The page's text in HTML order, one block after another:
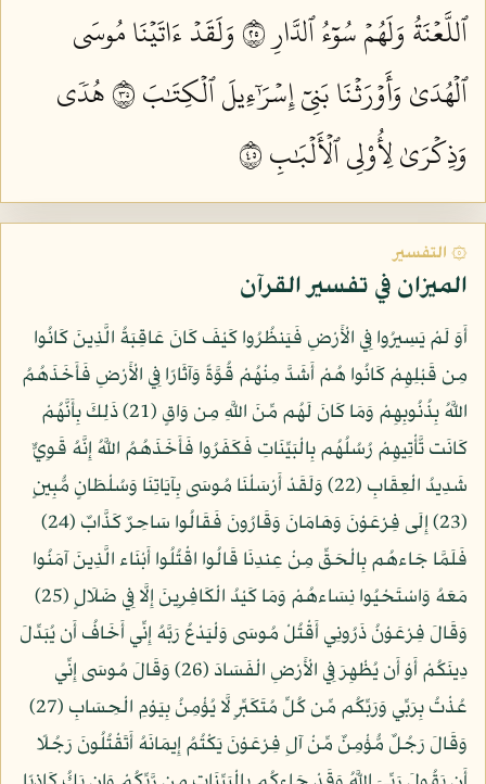
ٱللَّعۡنَةُ وَلَهُمۡ سُوٓءُ ٱلدَّارِ ٥٢
وَلَقَدۡ ءَاتَيۡنَا مُوسَى
ٱلۡهُدَىٰ وَأَوۡرَثۡنَا بَنِيٓ إِسۡرَٰٓءِيلَ ٱلۡكِتَٰبَ ٥٣
هُدٗى
وَذِكۡرَىٰ لِأُوْلِي ٱلۡأَلۡبَٰبِ ٥٤
۞ التفسير
الميزان في تفسير القرآن
أَوَ لَمْ يَسِيرُوا فِي الْأَرْضِ فَيَنظُرُوا كَيْفَ كَانَ عَاقِبَةُ الَّذِينَ كَانُوا
مِن قَبْلِهِمْ كَانُوا هُمْ أَشَدَّ مِنْهُمْ قُوَّةً وَآثَارًا فِي الْأَرْضِ فَأَخَذَهُمُ
اللَّهُ بِذُنُوبِهِمْ وَمَا كَانَ لَهُم مِّنَ اللَّهِ مِن وَاقٍ (21) ذَلِكَ بِأَنَّهُمْ
كَانَت تَّأْتِيهِمْ رُسُلُهُم بِالْبَيِّنَاتِ فَكَفَرُوا فَأَخَذَهُمُ اللَّهُ إِنَّهُ قَوِيٌّ
شَدِيدُ الْعِقَابِ (22) وَلَقَدْ أَرْسَلْنَا مُوسَى بِآيَاتِنَا وَسُلْطَانٍ مُّبِينٍ
(23) إِلَى فِرْعَوْنَ وَهَامَانَ وَقَارُونَ فَقَالُوا سَاحِرٌ كَذَّابٌ (24)
فَلَمَّا جَاءهُم بِالْحَقِّ مِنْ عِندِنَا قَالُوا اقْتُلُوا أَبْنَاء الَّذِينَ آمَنُوا
مَعَهُ وَاسْتَحْيُوا نِسَاءهُمْ وَمَا كَيْدُ الْكَافِرِينَ إِلَّا فِي ضَلَالٍ (25)
وَقَالَ فِرْعَوْنُ ذَرُونِي أَقْتُلْ مُوسَى وَلْيَدْعُ رَبَّهُ إِنِّي أَخَافُ أَن يُبَدِّلَ
دِينَكُمْ أَوْ أَن يُظْهِرَ فِي الْأَرْضِ الْفَسَادَ (26) وَقَالَ مُوسَى إِنِّي
عُذْتُ بِرَبِّي وَرَبِّكُم مِّن كُلِّ مُتَكَبِّرٍ لَّا يُؤْمِنُ بِيَوْمِ الْحِسَابِ (27)
وَقَالَ رَجُلٌ مُّؤْمِنٌ مِّنْ آلِ فِرْعَوْنَ يَكْتُمُ إِيمَانَهُ أَتَقْتُلُونَ رَجُلًا